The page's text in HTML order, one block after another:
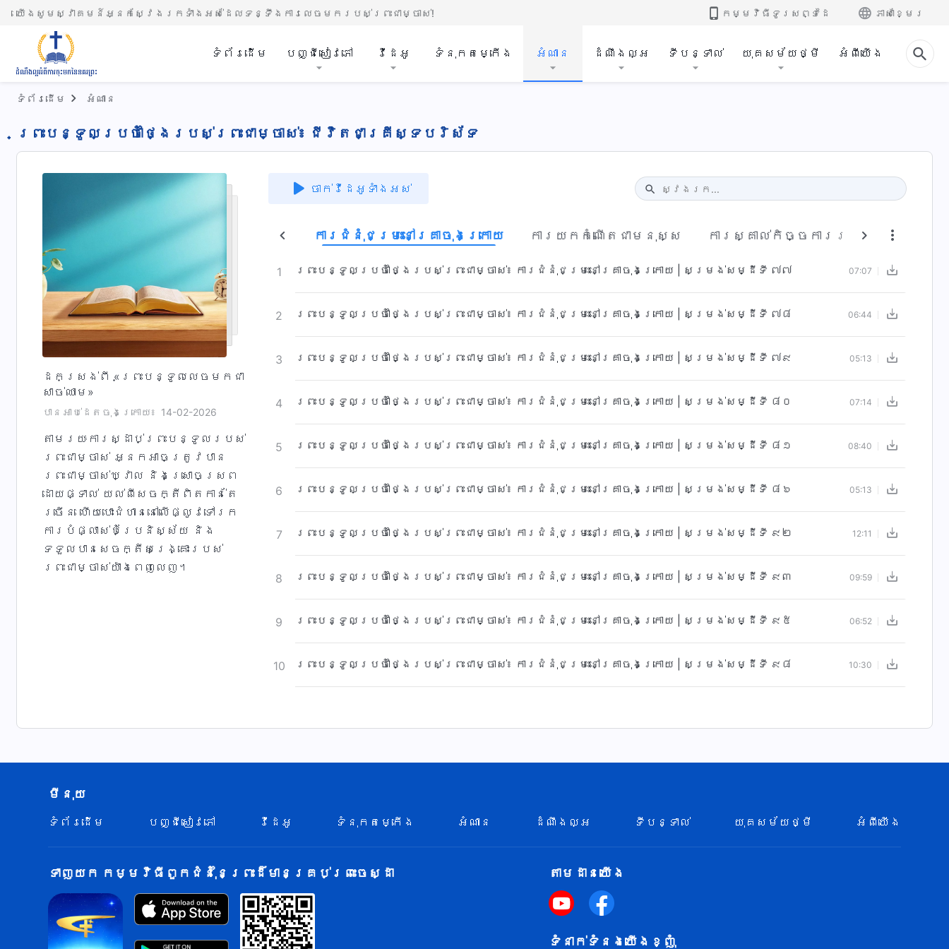
យើងសូមស្វាគមន៍អ្នកស្វែងរកទាំងអស់ដែលទន្ទឹងការលេចមករបស់ព្រះជាម្ចាស់! កម្មវិធី​ទូរសព្ទ​ដៃ​ ភាសាខ្មែរ
ទំព័រ​ដើម បញ្ជីសៀវភៅ វីដេអូ ទំនុកតម្កើង អំណាន ដំណឹងល្អ ទីបន្ទាល់ យុគសម័យថ្មី អំពីយើង
ទំព័រ​ដើម អំណាន
ព្រះបន្ទូលប្រចាំថ្ងៃរបស់ព្រះជាម្ចាស់៖ ជីវិតជាគ្រីស្ទបរិស័ទ
ដកស្រង់ពី «ព្រះបន្ទូលលេចមកជា
សាច់ឈាម»
បានអាប់ដេតចុងក្រោយ៖ 14-02-2026
តាមរយៈការស្ដាប់ព្រះបន្ទូលរបស់
ព្រះជាម្ចាស់ អ្នកអាចត្រូវបាន
ព្រះជាម្ចាស់ឃ្វាល និងស្រោចស្រព
ដោយផ្ទាល់ យល់ពីសេចក្តីពិតកាន់តែ
ច្រើន ហើយបោះជំហាននៅលើផ្លូវទៅរក
ការបំផ្លាស់បំប្រែនិស្ស័យ និង
ទទួលបានសេចក្តីសង្រ្គោះរបស់
ព្រះជាម្ចាស់យ៉ាងពេញលេញ។
ចាក់​វីដេអូទាំង​អស់​
Type 1 or more characters for results.
ការ​លេច​មកនិង​កិច្ច​ការ​របស់​ព្រះ​ជា​ម្ចាស់ ការជំនុំជម្រះនៅគ្រាចុងក្រោយ ការ​យក​កំណើត​ជា​មនុស្ស ការស្គាល់កិច្ចការរបស់ព្រះជាម្ចាស់
1 ព្រះបន្ទូលប្រចាំថ្ងៃរបស់ព្រះជាម្ចាស់៖ ការជំនុំជម្រះនៅគ្រាចុងក្រោយ | សម្រង់សម្ដីទី ៧៧ 07:07
2 ព្រះបន្ទូលប្រចាំថ្ងៃរបស់ព្រះជាម្ចាស់៖ ការជំនុំជម្រះនៅគ្រាចុងក្រោយ | សម្រង់សម្ដីទី ៧៨ 06:44
3 ព្រះបន្ទូលប្រចាំថ្ងៃរបស់ព្រះជាម្ចាស់៖ ការជំនុំជម្រះនៅគ្រាចុងក្រោយ | សម្រង់សម្ដីទី ៧៩ 05:13
4 ព្រះបន្ទូលប្រចាំថ្ងៃរបស់ព្រះជាម្ចាស់៖ ការជំនុំជម្រះនៅគ្រាចុងក្រោយ | សម្រង់សម្ដីទី ៨០ 07:14
5 ព្រះបន្ទូលប្រចាំថ្ងៃរបស់ព្រះជាម្ចាស់៖ ការជំនុំជម្រះនៅគ្រាចុងក្រោយ | សម្រង់សម្ដីទី ៨១ 08:40
6 ព្រះបន្ទូលប្រចាំថ្ងៃរបស់ព្រះជាម្ចាស់៖ ការជំនុំជម្រះនៅគ្រាចុងក្រោយ | សម្រង់សម្ដីទី ៨៦ 05:13
7 ព្រះបន្ទូលប្រចាំថ្ងៃរបស់ព្រះជាម្ចាស់៖ ការជំនុំជម្រះនៅគ្រាចុងក្រោយ | សម្រង់សម្ដីទី ៩២ 12:11
8 ព្រះបន្ទូលប្រចាំថ្ងៃរបស់ព្រះជាម្ចាស់៖ ការជំនុំជម្រះនៅគ្រាចុងក្រោយ | សម្រង់សម្ដីទី ៩៣ 09:59
9 ព្រះបន្ទូលប្រចាំថ្ងៃរបស់ព្រះជាម្ចាស់៖ ការជំនុំជម្រះនៅគ្រាចុងក្រោយ | សម្រង់សម្ដីទី ៩៥ 06:52
10 ព្រះបន្ទូលប្រចាំថ្ងៃរបស់ព្រះជាម្ចាស់៖ ការជំនុំជម្រះនៅគ្រាចុងក្រោយ | សម្រង់សម្ដីទី ៩៨ 10:30
មីនុយ
ទំព័រ​ដើម បញ្ជីសៀវភៅ វីដេអូ ទំនុកតម្កើង អំណាន ដំណឹងល្អ ទីបន្ទាល់ យុគសម័យថ្មី អំពីយើង
ទាញយក កម្មវិធីពួកជំនុំនៃព្រះដ៏មានគ្រប់ព្រះចេស្ដា តាម​ដាន​យើង​
ទំនាក់​ទំនង​យើង​ខ្ញុំ